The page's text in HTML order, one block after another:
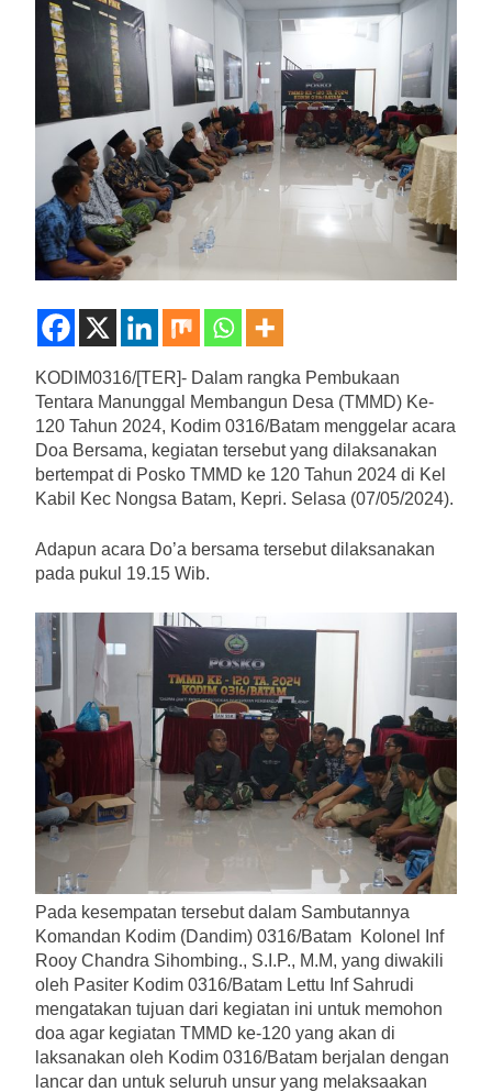
KODIM0316/[TER]- Dalam rangka Pembukaan
Tentara Manunggal Membangun Desa (TMMD) Ke-
120 Tahun 2024, Kodim 0316/Batam menggelar acara
Doa Bersama, kegiatan tersebut yang dilaksanakan
bertempat di Posko TMMD ke 120 Tahun 2024 di Kel
Kabil Kec Nongsa Batam, Kepri. Selasa (07/05/2024).
Adapun acara Do’a bersama tersebut dilaksanakan
pada pukul 19.15 Wib.
Pada kesempatan tersebut dalam Sambutannya
Komandan Kodim (Dandim) 0316/Batam Kolonel Inf
Rooy Chandra Sihombing., S.I.P., M.M, yang diwakili
oleh Pasiter Kodim 0316/Batam Lettu Inf Sahrudi
mengatakan tujuan dari kegiatan ini untuk memohon
doa agar kegiatan TMMD ke-120 yang akan di
laksanakan oleh Kodim 0316/Batam berjalan dengan
lancar dan untuk seluruh unsur yang melaksaakan